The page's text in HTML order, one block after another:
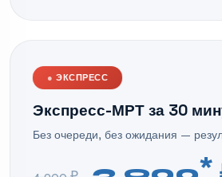
● ЭКСПРЕСС
Экспресс-МРТ за 30
Без очереди, без ожидания —
*